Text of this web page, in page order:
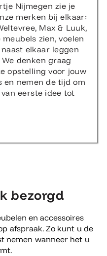
Nijmegen zie je
merken bij elkaar:
Max & Luuk,
meubels zien, voelen
elkaar leggen
denken graag
opstelling voor jouw
en nemen de tijd om
eerste idee tot
bezorgd
en accessoires
afspraak. Zo kunt u de
nemen wanneer het u